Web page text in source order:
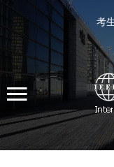
全国客服热线 400-
证书查询
站内
考